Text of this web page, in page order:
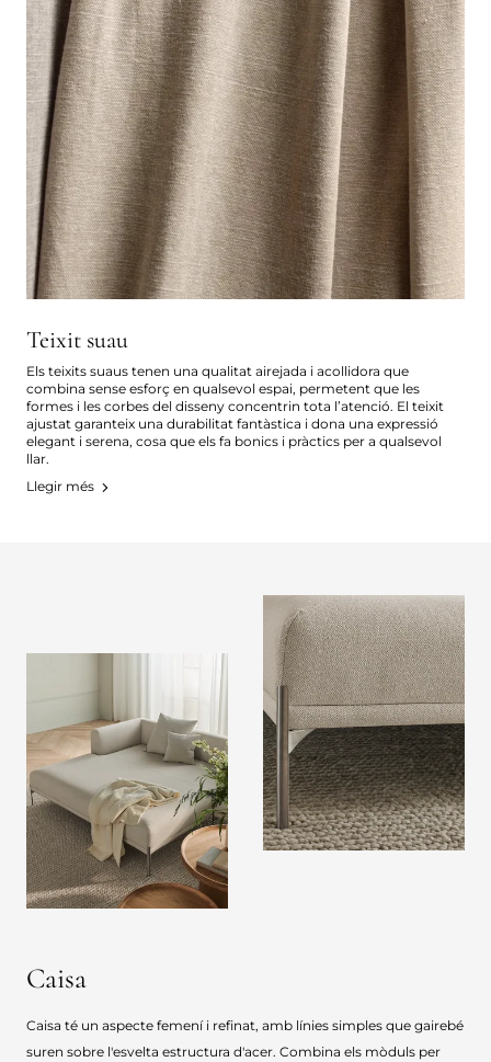
Teixit suau
Els teixits suaus tenen una qualitat airejada i acollidora que
combina sense esforç en qualsevol espai, permetent que les
formes i les corbes del disseny concentrin tota l’atenció. El teixit
ajustat garanteix una durabilitat fantàstica i dona una expressió
elegant i serena, cosa que els fa bonics i pràctics per a qualsevol
llar.
Llegir més
Caisa
Caisa té un aspecte femení i refinat, amb línies simples que gairebé
suren sobre l'esvelta estructura d'acer. Combina els mòduls per